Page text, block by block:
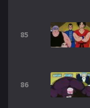
85
86